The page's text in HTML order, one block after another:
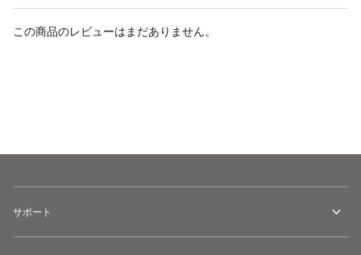
この商品のレビューはまだありません。
サポート